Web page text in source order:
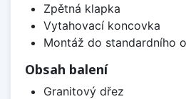
Zpětná klapka
Vytahovací koncovka
Montáž do standardního
Obsah balení
Granitový dřez